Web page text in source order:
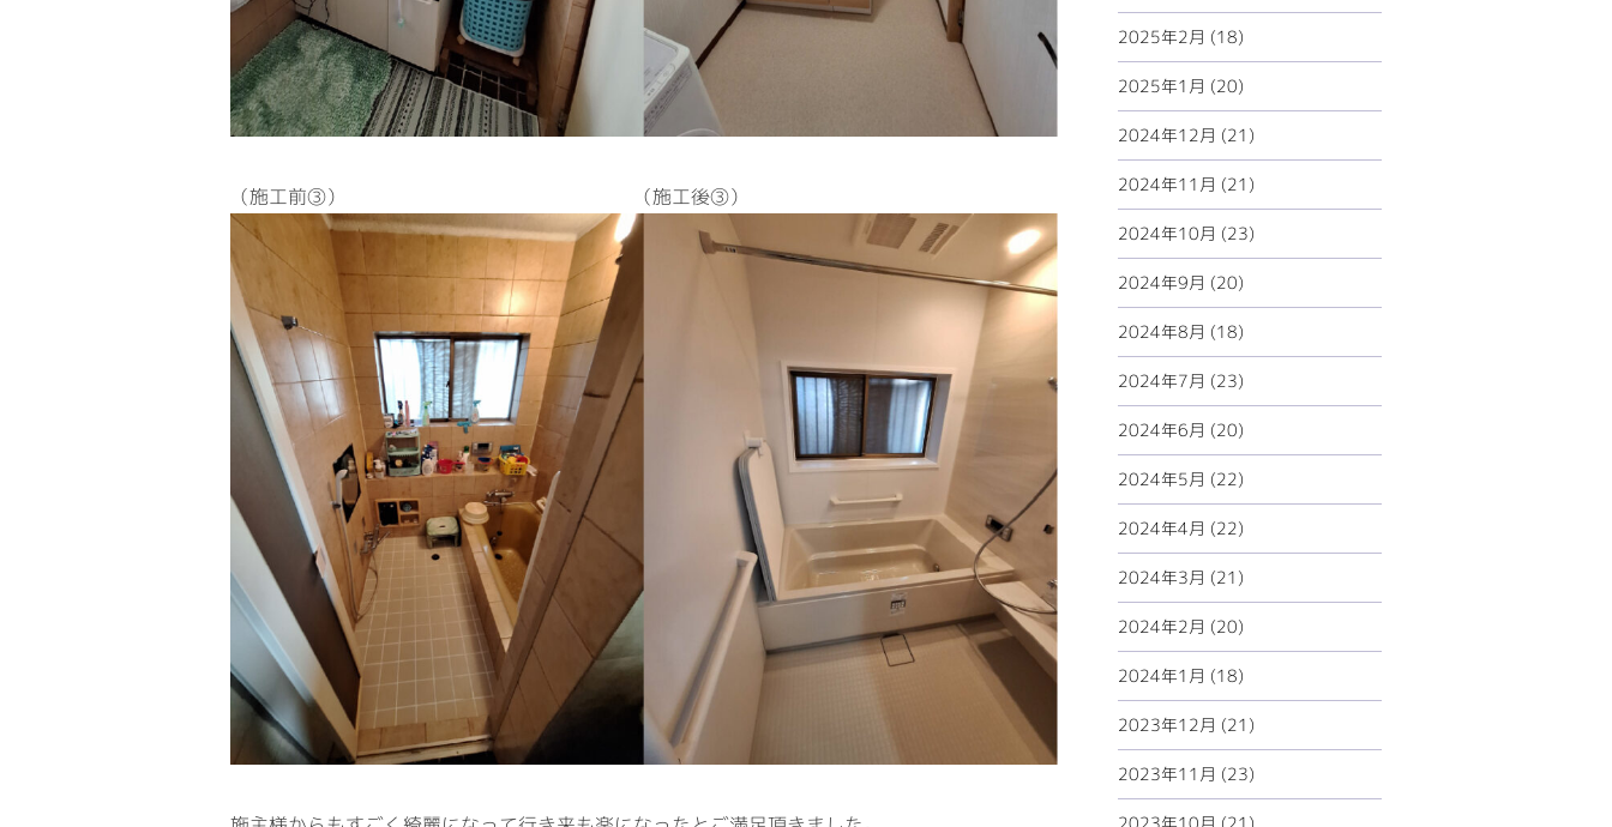
（施工前③） （施工後③）
2025年2月 (18)
2025年1月 (20)
2024年12月 (21)
2024年11月 (21)
2024年10月 (23)
2024年9月 (20)
2024年8月 (18)
2024年7月 (23)
2024年6月 (20)
2024年5月 (22)
2024年4月 (22)
2024年3月 (21)
2024年2月 (20)
2024年1月 (18)
2023年12月 (21)
2023年11月 (23)